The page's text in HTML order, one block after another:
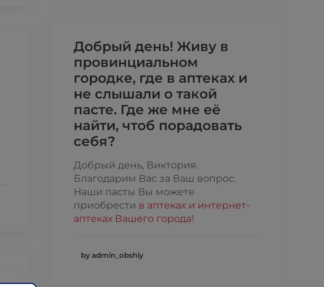
Добрый день! Живу в
провинциальном
городке, где в аптеках и
не слышали о такой
пасте. Где же мне её
найти, чтоб порадовать
себя?
Добрый день, Виктория.
Благодарим Вас за Ваш вопрос.
Наши пасты Вы можете
приобрести в аптеках и интернет-
аптеках Вашего города!
by admin_obshiy